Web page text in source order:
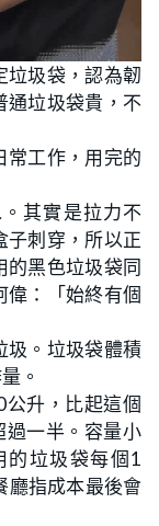
垃圾袋，認為韌
通垃圾袋貴，不
常工作，用完的
其實是拉力不
子刺穿，所以正
的黑色垃圾袋同
偉：「始終有個
圾。垃圾袋體積
。
升，比起這個
一半。容量小
的垃圾袋每個1
廳指成本最後會